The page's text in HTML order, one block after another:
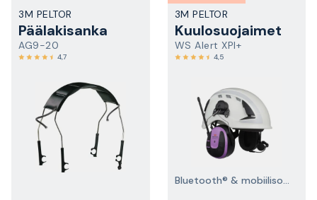
3M PELTOR
Päälakisanka
AG9-20
4,7
3M PELTOR
Kuulosuojaimet
WS Alert XPI+
4,5
Bluetooth® & mobiilisovellus, suojakypäräkiinnitys